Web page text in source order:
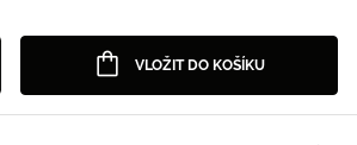
VLOŽIT DO KOŠÍKU